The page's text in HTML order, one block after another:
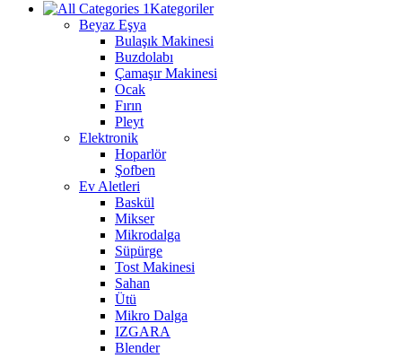
Kategoriler
Beyaz Eşya
Bulaşık Makinesi
Buzdolabı
Çamaşır Makinesi
Ocak
Fırın
Pleyt
Elektronik
Hoparlör
Şofben
Ev Aletleri
Baskül
Mikser
Mikrodalga
Süpürge
Tost Makinesi
Sahan
Ütü
Mikro Dalga
IZGARA
Blender